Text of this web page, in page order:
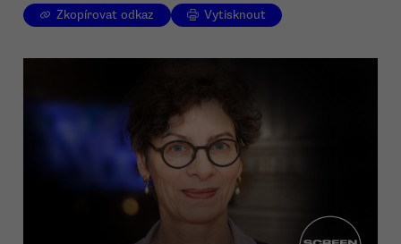
Zkopírovat odkaz Vytisknout